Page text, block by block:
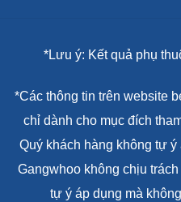
*Lưu ý: Kết quả phụ
*Các thông tin trên website
chỉ dành cho mục đích
Quý khách hàng không tự
Gangwhoo không chịu
tự ý áp dụng mà